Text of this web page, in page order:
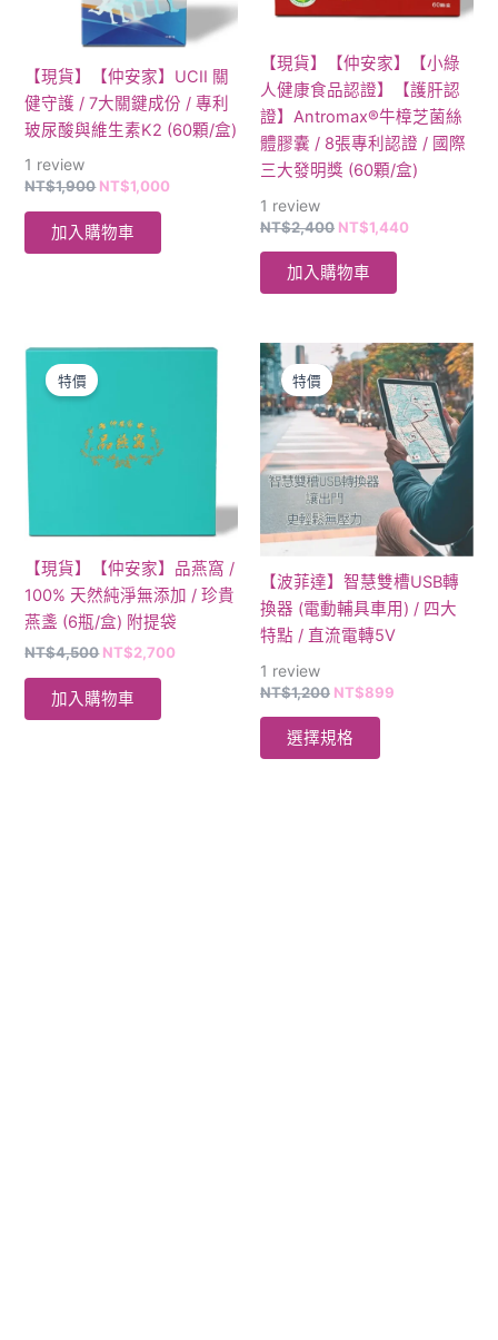
【現貨】【仲安家】UCII 關
健守護 / 7大關鍵成份 / 專利
玻尿酸與維生素K2 (60顆/盒)
1 review
NT$1,900 NT$1,000
加入購物車
【現貨】【仲安家】【小綠
人健康食品認證】【護肝認
證】Antromax®牛樟芝菌絲
體膠囊 / 8張專利認證 / 國際
三大發明獎 (60顆/盒)
1 review
NT$2,400 NT$1,440
加入購物車
特價
【現貨】【仲安家】品燕窩 /
100% 天然純淨無添加 / 珍貴
燕盞 (6瓶/盒) 附提袋
NT$4,500
原
NT$4,500。
NT$2,700
目
NT$2,700。
加入購物車
特價
【波菲達】智慧雙槽USB轉
換器 (電動輔具車用) / 四大
特點 / 直流電轉5V
1 review
NT$1,200
原
始
價
格：
NT$1,200。
NT$899
目
前
價
格：
NT$899。
選擇規格
此
產
品
有
多
種
款
式。
可
在
產
面
擇